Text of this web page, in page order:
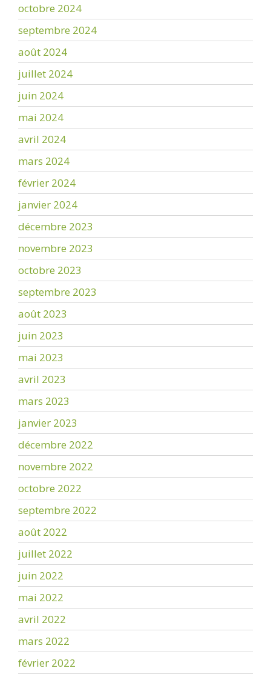
octobre 2024
septembre 2024
août 2024
juillet 2024
juin 2024
mai 2024
avril 2024
mars 2024
février 2024
janvier 2024
décembre 2023
novembre 2023
octobre 2023
septembre 2023
août 2023
juin 2023
mai 2023
avril 2023
mars 2023
janvier 2023
décembre 2022
novembre 2022
octobre 2022
septembre 2022
août 2022
juillet 2022
juin 2022
mai 2022
avril 2022
mars 2022
février 2022